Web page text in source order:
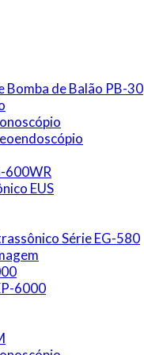
de Balão PB-30
600WR
EUS
Série EG-580
6000